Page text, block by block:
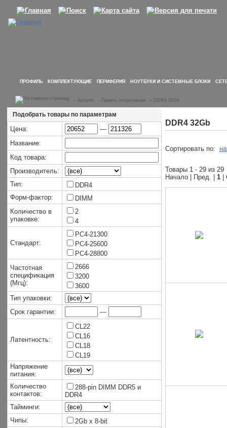
ПРОФИЛЬ КОМПЛЕКТУЮЩИЕ ПЕРИФЕРИЯ НОУТБУКИ И СИСТЕМНЫЕ БЛОКИ
– Каталог – Память оперативная – DDR4 32Gb
Подобрать товары по параметрам
Цена:
—
Название:
Код товара:
Производитель:
Тип:
DDR4
Форм-фактор:
DIMM
Количество в
упаковке:
2
4
Стандарт:
PC4-21300
PC4-25600
PC4-28800
Частотная
спецификация
(Мгц):
2666
3200
3600
Тип упаковки:
Срок гарантии:
—
Латентность:
CL22
CL16
CL18
CL19
Напряжение
питания:
Количество
контактов:
288-pin DIMM DDR5 и
DDR4
Тайминги:
Чипы:
2Gb x 8-bit
DDR4 32Gb
Сортировать по:
Товары 1 - 29 из 29
Начало | Пред. | 1